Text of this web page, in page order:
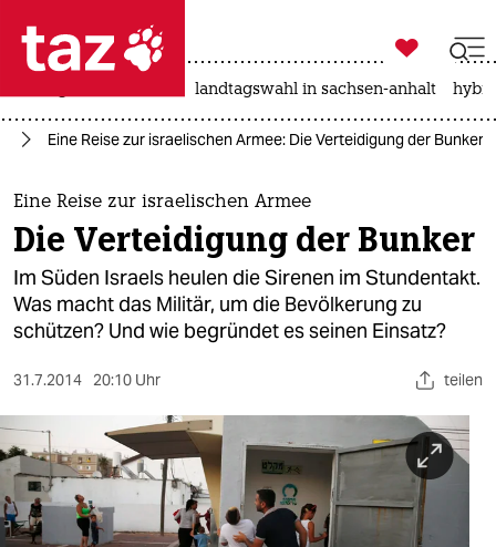
 taz zahl ich
taz zahl ich
themen
politik
öko
sport
berlin

taz zahl ich
landtagswahl in sachsen-anhalt
Eine Reise zur israelischen Armee: Die Verteidigung der Bunker
Eine Reise zur israelischen Armee
Die Verteidigung der Bunker
Im Süden Israels heulen die Sirenen im Stundentakt.
Was macht das Militär, um die Bevölkerung zu
schützen? Und wie begründet es seinen Einsatz?
31.7.2014 20:10 Uhr teilen